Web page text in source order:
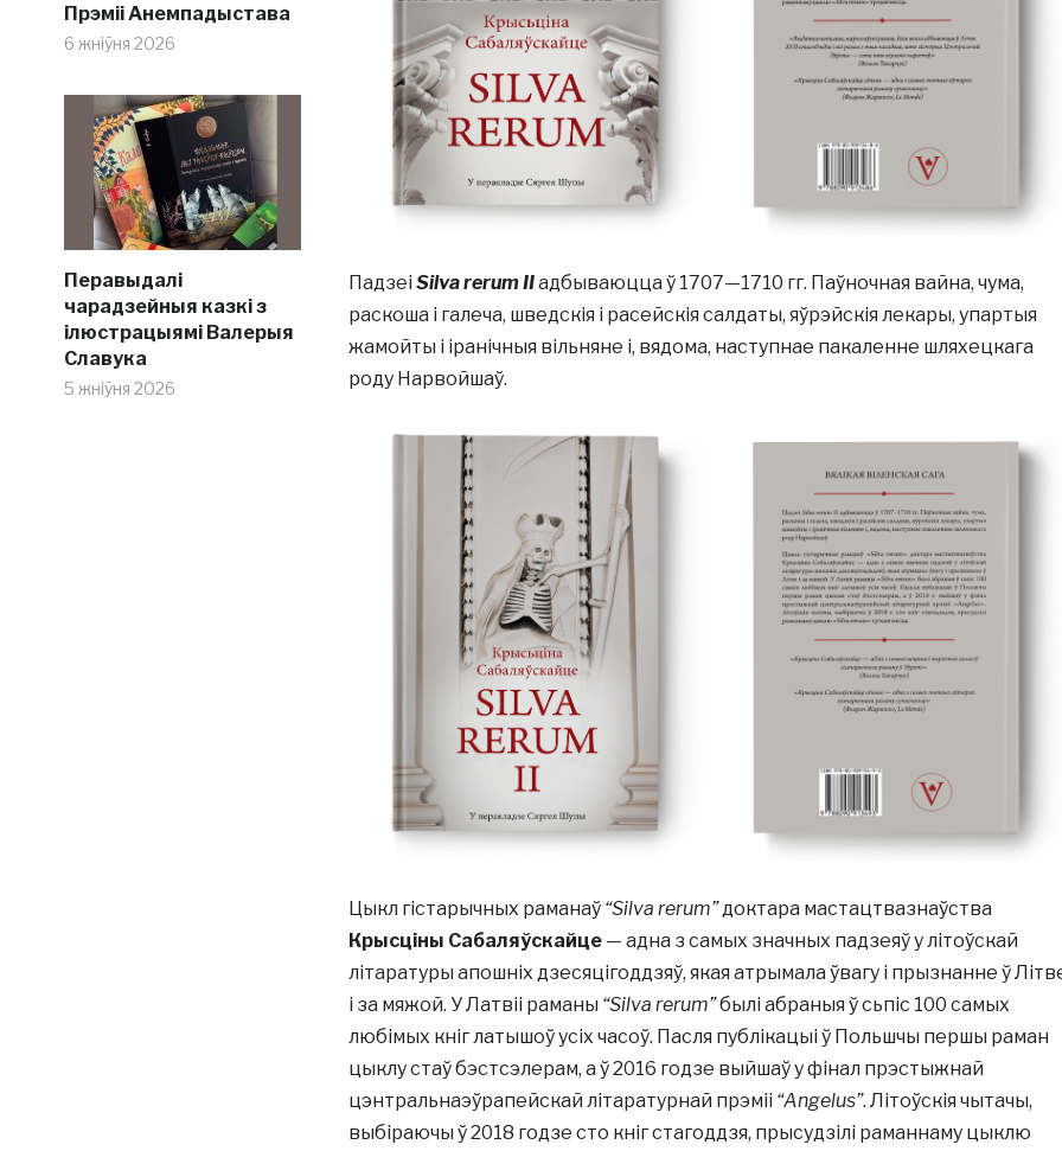
Прэміі Анемпадыстава
6 жніўня 2026
Перавыдалі
чарадзейныя казкі з
ілюстрацыямі Валерыя
Славука
5 жніўня 2026
Падзеі Silva rerum IIадбываюцца ў 1707—1710 гг. Паўночная вайна, чума,
раскоша і галеча, шведскія і расейскія салдаты, яўрэйскія лекары, упартыя
жамойты і іранічныя вільняне і, вядома, наступнае пакаленне шляхецкага
роду Нарвойшаў.
Цыкл гістарычных раманаў “Silva rerum”доктара мастацтвазнаўства
Крысціны Сабаляўскайце— адна з самых значных падзеяў у літоўскай
літаратуры апошніх дзесяцігоддзяў, якая атрымала ўвагу і прызнанне ў
і за мяжой. У Латвіі раманы “Silva rerum”былі абраныя ў сьпіс 100 самых
любімых кніг латышоў усіх часоў. Пасля публікацыі ў Польшчы першы раман
цыклу стаў бэстсэлерам, а ў 2016 годзе выйшаў у фінал прэстыжнай
цэнтральнаэўрапейскай літаратурнай прэміі “Angelus”. Літоўскія чытачы,
выбіраючы ў 2018 годзе сто кніг стагоддзя, прысудзілі раманнаму цыклю